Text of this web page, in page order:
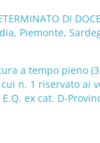
DI
Piemonte,
a tempo pieno
n. 1 riservato ai
ex cat. D-